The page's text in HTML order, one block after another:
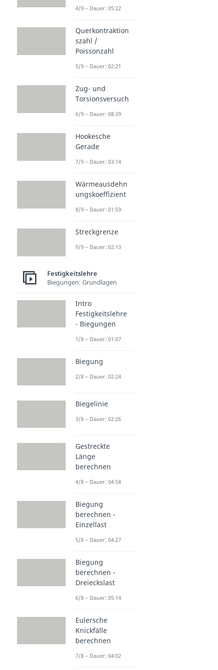
4/9 – Dauer: 05:22
Querkontraktion
szahl /
Poissonzahl
5/9 – Dauer: 02:21
Zug- und
Torsionsversuch
6/9 – Dauer: 08:39
Hookesche
Gerade
7/9 – Dauer: 03:14
Wärmeausdehn
ungskoeffizient
8/9 – Dauer: 01:59
Streckgrenze
9/9 – Dauer: 02:13
Festigkeitslehre
Biegungen: Grundlagen
Intro
Festigkeitslehre
- Biegungen
1/8 – Dauer: 01:07
Biegung
2/8 – Dauer: 02:24
Biegelinie
3/8 – Dauer: 02:26
Gestreckte
Länge
berechnen
4/8 – Dauer: 04:58
Biegung
berechnen -
Einzellast
5/8 – Dauer: 04:27
Biegung
berechnen -
Dreieckslast
6/8 – Dauer: 05:14
Eulersche
Knickfälle
berechnen
7/8 – Dauer: 04:02